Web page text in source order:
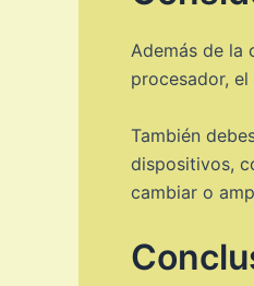
Además de la
procesador,
También
dispositivos,
cambiar o